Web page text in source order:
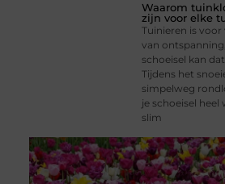
Waarom
zijn voor elke
Tuinieren is
van
schoeisel kan
Tijdens het
simpelweg
je schoeisel
slim